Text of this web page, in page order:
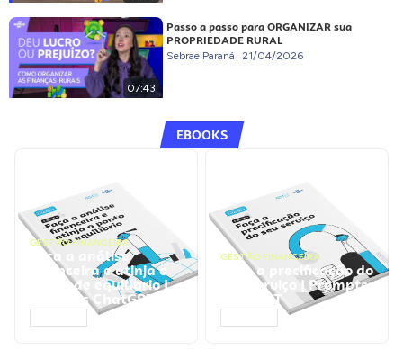
07:43
Passo a passo para ORGANIZAR sua
PROPRIEDADE RURAL
Sebrae Paraná 21/04/2026
EBOOKS
GESTÃO FINANCEIRA
Faça a análise
financeira e atinja o
ponto de equilíbrio |
Prompts ChatGPT
GESTÃO FINANCEIRA
Faça a precificação do
seu serviço | Prompts
ChatGPT